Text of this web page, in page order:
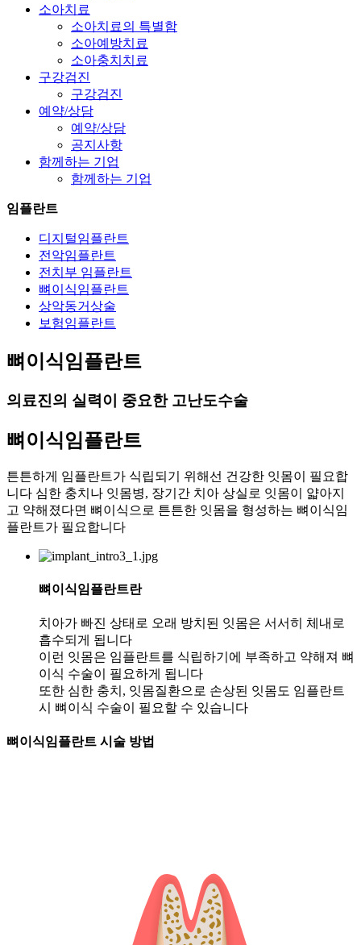
소아치료
소아치료의 특별함
소아예방치료
소아충치치료
구강검진
구강검진
예약/상담
예약/상담
공지사항
함께하는 기업
함께하는 기업
임플란트
디지털임플란트
전악임플란트
전치부 임플란트
뼈이식임플란트
상악동거상술
보험임플란트
뼈이식임플란트
의료진의 실력이 중요한 고난도수술
뼈이식임플란트
튼튼하게 임플란트가 식립되기 위해선 건강한 잇몸이 필요합
니다 심한 충치나 잇몸병, 장기간 치아 상실로 잇몸이 얇아지
고 약해졌다면 뼈이식으로 튼튼한 잇몸을 형성하는 뼈이식임
플란트가 필요합니다
뼈이식임플란트란
치아가 빠진 상태로 오래 방치된 잇몸은 서서히 체내로
흡수되게 됩니다
이런 잇몸은 임플란트를 식립하기에 부족하고 약해져 뼈
이식 수술이 필요하게 됩니다
또한 심한 충치, 잇몸질환으로 손상된 잇몸도 임플란트
시 뼈이식 수술이 필요할 수 있습니다
뼈이식임플란트 시술 방법